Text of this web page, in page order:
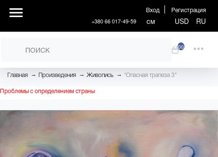
Вход Регистрация
+380 66 017-49-59 см USD RU
00
Главная → Произведения → Живопись → "Опасная трапеза 3"
Проблемы с определением страны